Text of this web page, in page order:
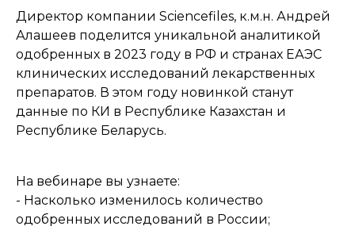
Директор компании Sciencefiles, к.м.н. Андрей
Алашеев поделится уникальной аналитикой
одобренных в 2023 году в РФ и странах ЕАЭС
клинических исследований лекарственных
препаратов. В этом году новинкой станут
данные по КИ в Республике Казахстан и
Республике Беларусь.
На вебинаре вы узнаете:
- Насколько изменилось количество
одобренных исследований в России;